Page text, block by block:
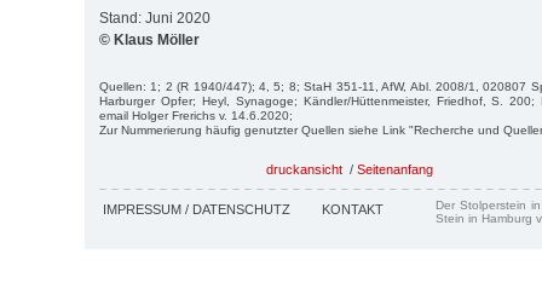
Stand: Juni 2020
© Klaus Möller
Quellen: 1; 2 (R 1940/447); 4, 5; 8; StaH 351-11, AfW, Abl. 2008/1, 020807
Harburger Opfer; Heyl, Synagoge; Kändler/Hüttenmeister, Friedhof, S. 200;
email Holger Frerichs v. 14.6.2020;
Zur Nummerierung häufig genutzter Quellen siehe Link "Recherche und
druckansicht / Seitenanfang
IMPRESSUM / DATENSCHUTZ KONTAKT
Der Stolperstein
Stein in Hamburg